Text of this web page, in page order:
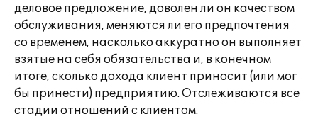
деловое предложение, доволен ли он качеством
обслуживания, меняются ли его предпочтения
со временем, насколько аккуратно он выполняет
взятые на себя обязательства и, в конечном
итоге, сколько дохода клиент приносит (или мог
бы принести) предприятию. Отслеживаются все
стадии отношений с клиентом.